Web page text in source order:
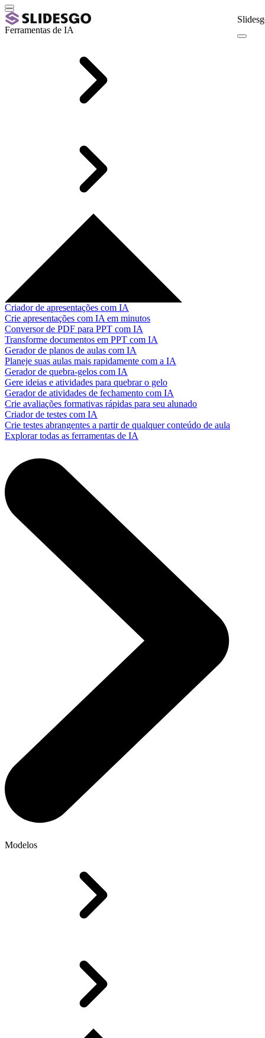
Ferramentas de IA
Criador de apresentações com IA
Crie apresentações com IA em minutos
Conversor de PDF para PPT com IA
Transforme documentos em PPT com IA
Gerador de planos de aulas com IA
Planeje suas aulas mais rapidamente com a IA
Gerador de quebra-gelos com IA
Gere ideias e atividades para quebrar o gelo
Gerador de atividades de fechamento com IA
Crie avaliações formativas rápidas para seu alunado
Criador de testes com IA
Crie testes abrangentes a partir de qualquer conteúdo de aula
Explorar todas as ferramentas de IA
Modelos